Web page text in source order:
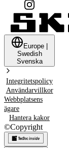
Europe
Swedish
Svenska
Integritetspolicy
Användarvillkor
Webbplatsens
ägare
Hantera kakor
©Copyright